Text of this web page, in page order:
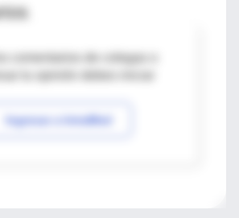
comentarios de colegas o
Ingresar a IntraMed